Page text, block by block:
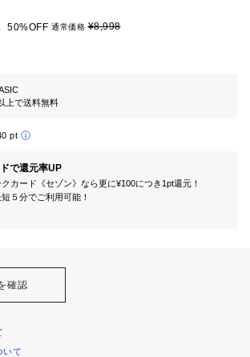
50%OFF 通常価格¥8,998
上で送料無料
pt
で還元率UP
カード《セゾン》なら更に¥100につき1pt還元！
５分でご利用可能！
確認
いて